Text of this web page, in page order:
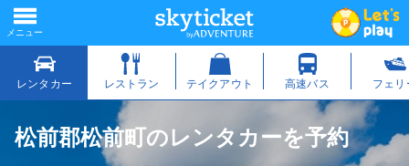
松前郡松前町のレンタカーを予約